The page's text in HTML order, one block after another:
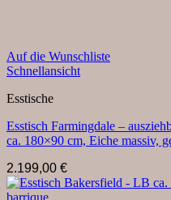
Auf die Wunschliste
Schnellansicht
Esstische
Esstisch Farmingdale –
ca. 180×90 cm, Eiche massiv,
2.199,00 €